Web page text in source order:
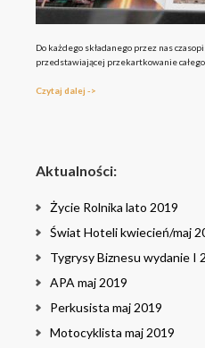
Do każdego składanego przez nas
przedstawiającej przekartkowanie
Czytaj dalej ->
Aktualności:
Życie Rolnika lato 2019
Świat Hoteli kwiecień/maj
Tygrysy Biznesu wydanie I
APA maj 2019
Perkusista maj 2019
Motocyklista maj 2019